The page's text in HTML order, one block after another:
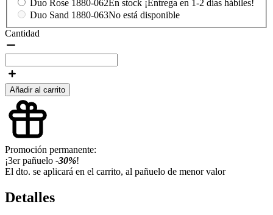
Duo Rose 1880-062En stock ¡Entrega en 1-2 días hábiles!
Duo Sand 1880-063No está disponible
Cantidad
Añadir al carrito
Promoción permanente:
¡3er pañuelo -30%!
El dto. se aplicará en el carrito, al pañuelo de menor valor
Detalles